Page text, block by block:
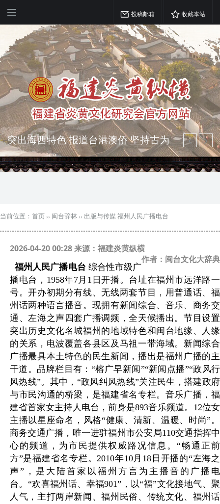
投稿邮箱 收藏本站
突出海西特色 报道台港澳侨 坚持古为
今用 力求雅俗共赏
弘扬优秀文化 振奋民族精神 介绍民族
瑰宝 宣传中华精英
当前位置： 首页 ›› 闽台辞林 ›› 出版与传媒 福州人民广播电台
2026-04-20 00:28 来源：福建炎黄纵横
作者：闽台文化大辞典
福州人民广播电台 综合性市级广
播电台，1958年7月1日开播。台址在福州市远洋路一
号。开办初期分有线、无线两套节目，用普通话、福
州话两种语言播音。现拥有新闻综合、音乐、商务交
通、左海之声四套广播调频，全天候播出。节目设置
突出历史文化名城福州的地域特色和闽台地缘、人缘
的关系，电波覆盖各县区及马祖一带海域。新闻综合
广播最具本土特色的民生新闻，播出是福州广播的主
干道。品牌栏目有：“榕广早新闻”“新闻点播”“政风行
风热线”。其中，“政风纠风热线”关注民生，搭建政府
与市民沟通的桥梁，是福建省名专栏。音乐广播，福
建省首家女主持人电台，前身是893音乐频道。12位女
主播以星座命名，风格“健康、清新、温暖、时尚”。
商务交通广播，唯一进驻福州市公安局110交通指挥中
心的频道，为市民提供权威路况信息。“畅通正前
方”是福建省名专栏。2010年10月18日开播的“左海之
声”，是大陆首家以福州方言为主播音的广播电
台。“欢喜福州话、幸福901”，以“福”文化接地气、聚
人气，主打两岸新闻、福州民俗、传统文化、福州话